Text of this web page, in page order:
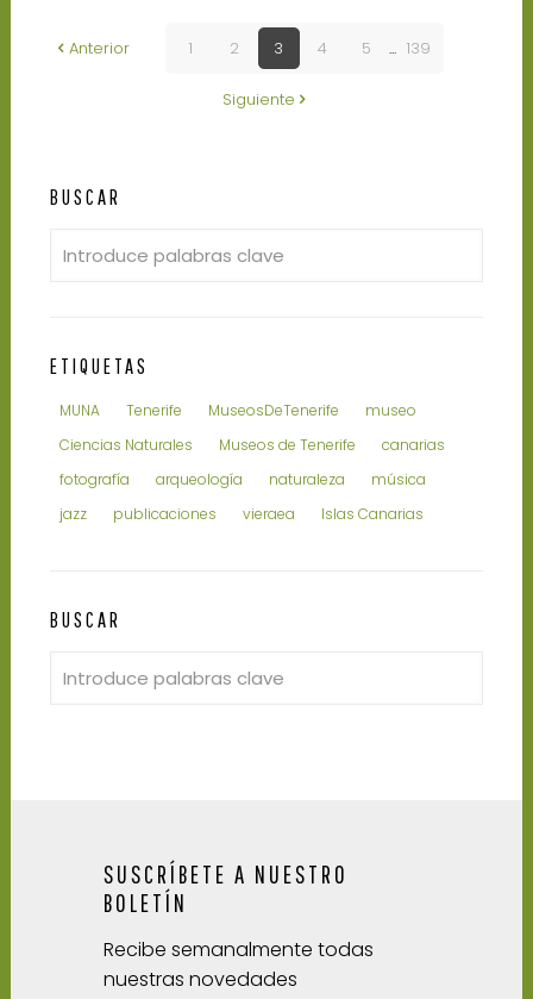
Anterior 1 2 3 4 5 ... 139
Siguiente
BUSCAR
ETIQUETAS
MUNA Tenerife MuseosDeTenerife
museo
Ciencias Naturales
Museos de Tenerife
canarias
fotografía
arqueología naturaleza
música
jazz
publicaciones vieraea Islas Canarias
BUSCAR
SUSCRÍBETE A NUESTRO
BOLETÍN
Recibe semanalmente todas
nuestras novedades